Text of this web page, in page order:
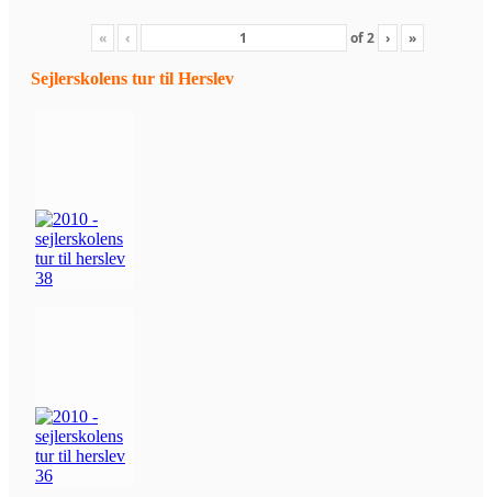
« ‹ of2 › »
Sejlerskolens tur til Herslev